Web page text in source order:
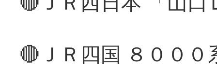
🔴ＪＲ四国 ８００